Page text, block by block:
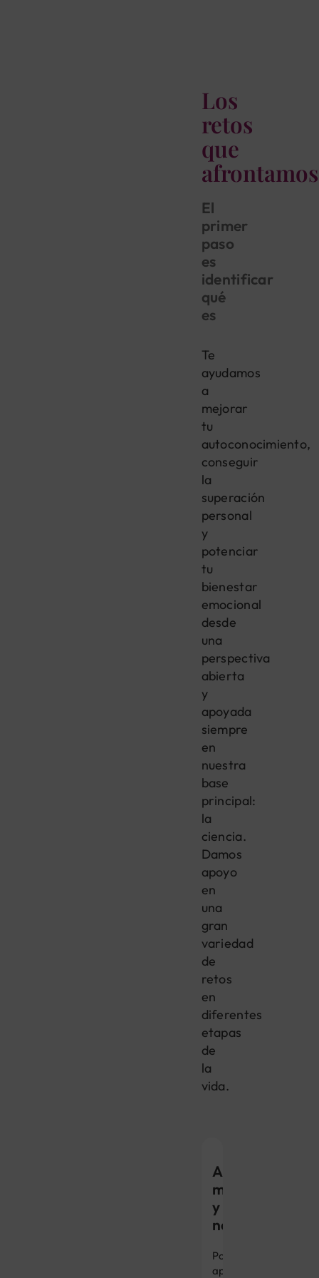
Los
retos
que
afrontamos
El
primer
paso
es
identificar
qué
es
Te
ayudamos
a
mejorar
tu
autoconocimiento,
conseguir
la
superación
personal
y
potenciar
tu
bienestar
emocional
desde
una
perspectiva
abierta
y
apoyada
siempre
en
nuestra
base
principal:
la
ciencia.
Damos
apoyo
en
una
gran
variedad
de
retos
en
diferentes
etapas
de
la
vida.
Ansiedad,
miedo
y
nerviosismo
Por
aprendizaje